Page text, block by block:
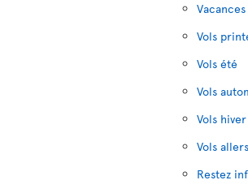
Vols
Vols été
Vols
Vols hiver
Vols
Restez